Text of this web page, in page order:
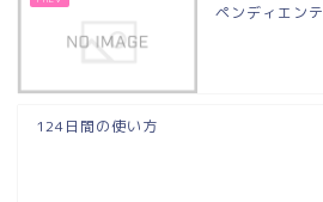
ペンディエンテ
124日間の使い方